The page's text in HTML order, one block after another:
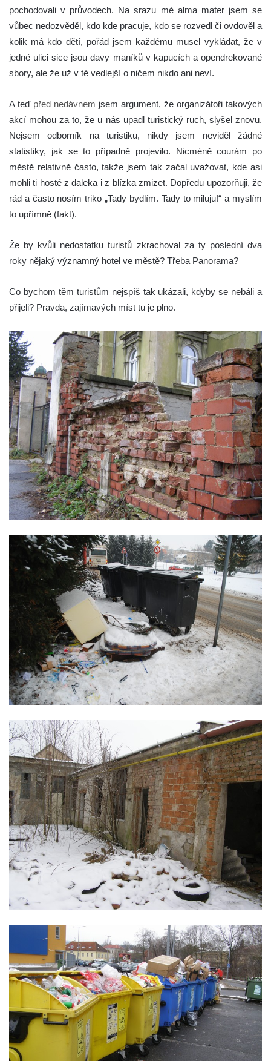
pochodovali v průvodech. Na srazu mé alma mater jsem se
vůbec nedozvěděl, kdo kde pracuje, kdo se rozvedl či ovdověl a
kolik má kdo dětí, pořád jsem každému musel vykládat, že v
jedné ulici sice jsou davy maníků v kapucích a opendrekované
sbory, ale že už v té vedlejší o ničem nikdo ani neví.
A teď před nedávnem jsem argument, že organizátoři takových
akcí mohou za to, že u nás upadl turistický ruch, slyšel znovu.
Nejsem odborník na turistiku, nikdy jsem neviděl žádné
statistiky, jak se to případně projevilo. Nicméně courám po
městě relativně často, takže jsem tak začal uvažovat, kde asi
mohli ti hosté z daleka i z blízka zmizet. Dopředu upozorňuji, že
rád a často nosím triko „Tady bydlím. Tady to miluju!“ a myslím
to upřímně (fakt).
Že by kvůli nedostatku turistů zkrachoval za ty poslední dva
roky nějaký významný hotel ve městě? Třeba Panorama?
Co bychom těm turistům nejspíš tak ukázali, kdyby se nebáli a
přijeli? Pravda, zajímavých míst tu je plno.